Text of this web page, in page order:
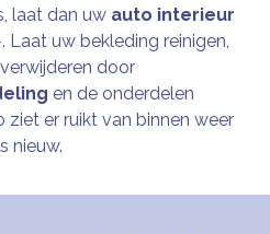
laat dan uw auto interieur
Laat uw bekleding reinigen,
door
en de onderdelen
ziet er ruikt van binnen weer
nieuw.